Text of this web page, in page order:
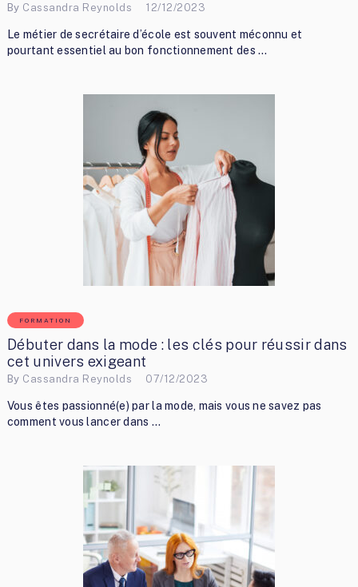
By Cassandra Reynolds 12/12/2023
Le métier de secrétaire d’école est souvent méconnu et
pourtant essentiel au bon fonctionnement des …
FORMATION
Débuter dans la mode : les clés pour réussir dans
cet univers exigeant
By Cassandra Reynolds 07/12/2023
Vous êtes passionné(e) par la mode, mais vous ne savez pas
comment vous lancer dans …